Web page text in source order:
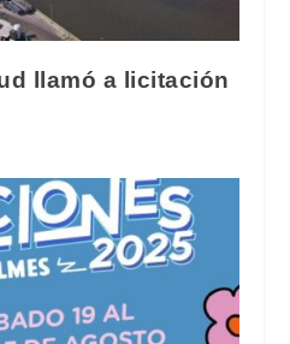
llamó a licitación